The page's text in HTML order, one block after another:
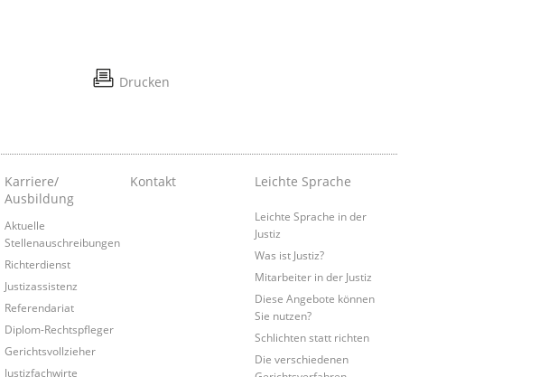
Drucken
Karriere/
Ausbildung
Aktuelle
Stellenauschreibungen
Richterdienst
Justizassistenz
Referendariat
Diplom-Rechtspfleger
Gerichtsvollzieher
Justizfachwirte
Kontakt Leichte Sprache
Leichte Sprache in der
Justiz
Was ist Justiz?
Mitarbeiter in der Justiz
Diese Angebote können
Sie nutzen?
Schlichten statt richten
Die verschiedenen